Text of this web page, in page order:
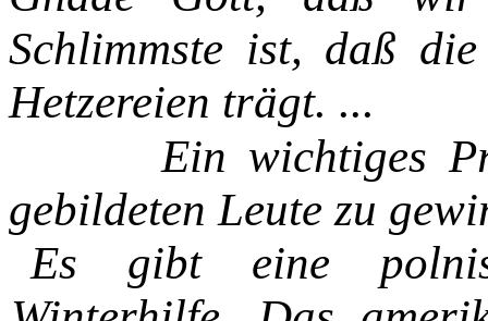
Schlimmste ist, daß
Hetzereien trägt. ...
Ein wichtiges
gebildeten Leute zu
Es gibt eine